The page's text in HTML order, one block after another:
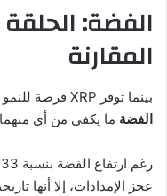
الفضة:
المقارنة
بينما توفر XRP فرصة للنمو والذهب فرصة لحفظ الثروة، لا تقدم
الفضة ما يكفي من أي